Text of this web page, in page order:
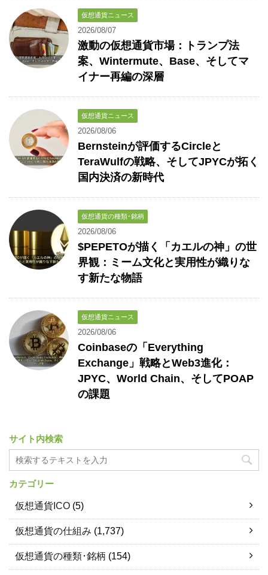
仮想通貨ニュース
2026/08/07
激動の仮想通貨市場：トランプ法
案、Wintermute、Base、そしてマ
イナー再編の深層
仮想通貨ニュース
2026/08/06
Bernsteinが評価するCircleと
TeraWulfの戦略、そしてJPYCが拓く
国内決済の新時代
仮想通貨の種類･銘柄
2026/08/06
$PEPETOが描く「カエルの神」の世
界観：ミーム文化と実用性が織りな
す新たな物語
仮想通貨ニュース
2026/08/06
Coinbaseの「Everything
Exchange」戦略とWeb3進化：
JPYC、World Chain、そしてPOAP
の課題
サイト内検索
カテゴリー
仮想通貨ICO (5)
仮想通貨の仕組み (1,737)
仮想通貨の種類･銘柄 (154)